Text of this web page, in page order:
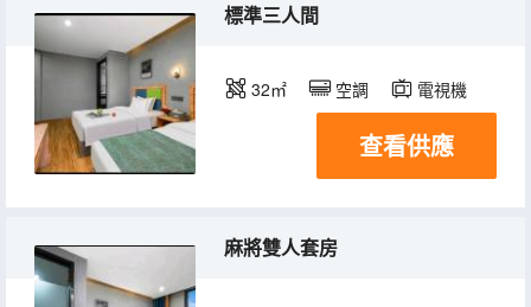
標準三人間
32㎡ 空調 電視機
查看供應
麻將雙人套房